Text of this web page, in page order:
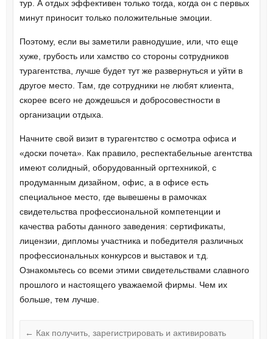
тур. А отдых эффективен только тогда, когда он с первых
минут приносит только положительные эмоции.
Поэтому, если вы заметили равнодушие, или, что еще
хуже, грубость или хамство со стороны сотрудников
турагентства, лучше будет тут же развернуться и уйти в
другое место. Там, где сотрудники не любят клиента,
скорее всего не дождешься и добросовестности в
организации отдыха.
Начните свой визит в турагентство с осмотра офиса и
«доски почета». Как правило, респектабельные агентства
имеют солидный, оборудованный оргтехникой, с
продуманным дизайном, офис, а в офисе есть
специальное место, где вывешены в рамочках
свидетельства профессиональной компетенции и
качества работы данного заведения: сертификаты,
лицензии, дипломы участника и победителя различных
профессиональных конкурсов и выставок и т.д.
Ознакомьтесь со всеми этими свидетельствами славного
прошлого и настоящего уважаемой фирмы. Чем их
больше, тем лучше.
← Как получить, зарегистрировать и активировать